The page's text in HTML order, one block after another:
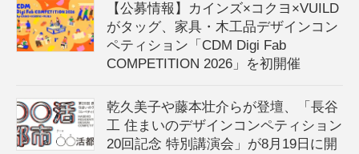
【公募情報】カインズ×コクヨ×VUILD
がタッグ、家具・木工品デザインコン
ペティション「CDM Digi Fab
COMPETITION 2026」を初開催
乾久美子や藤本壮介らが登壇、「長谷
工 住まいのデザインコンペティション
20回記念 特別講演会」が8月19日に開